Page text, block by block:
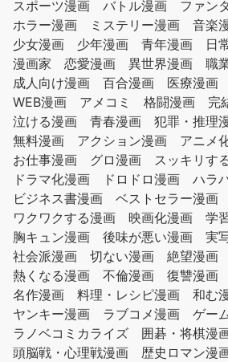
スポーツ漫画
バトル漫画
ファン
ホラー漫画
ミステリー漫画 音楽
少女漫画
少年漫画 青年漫画 日
漫画家
恋愛漫画 異世界漫画
職
成人向け漫画
百合漫画 医療漫画
WEB漫画
アメコミ 格闘漫画
完
泣ける漫画
青春漫画 犯罪・推理
無料漫画
アクション漫画 アニメ
お仕事漫画
グロ漫画
スッキリす
ドラマ化漫画
ドロドロ漫画
ハラ
ビジネス書漫画
ベストセラー漫画
ワクワクする漫画
映画化漫画
学
胸キュン漫画
後味が悪い漫画
実
社会派漫画
切ない漫画 絶望漫画
熱くなる漫画
不倫漫画 復讐漫画
名作漫画
料理・レシピ漫画 和む
ヤンキー漫画
ラブコメ漫画
ゲー
ラノベコミカライズ
囲碁・将棋漫
頭脳戦・心理戦漫画
歴史ロマン漫